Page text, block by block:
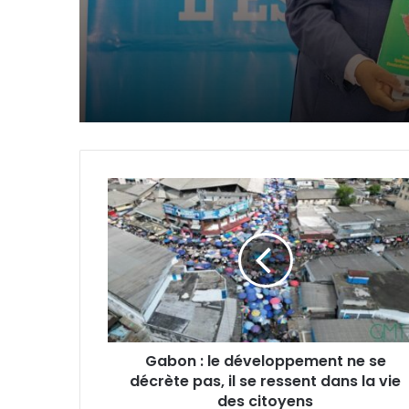
douanières
entreprises
Gabon
:
le
développement
se
décrète
pas,
il
ressent
Gabon : le développement ne se
décrète pas, il se ressent dans la vie
des citoyens